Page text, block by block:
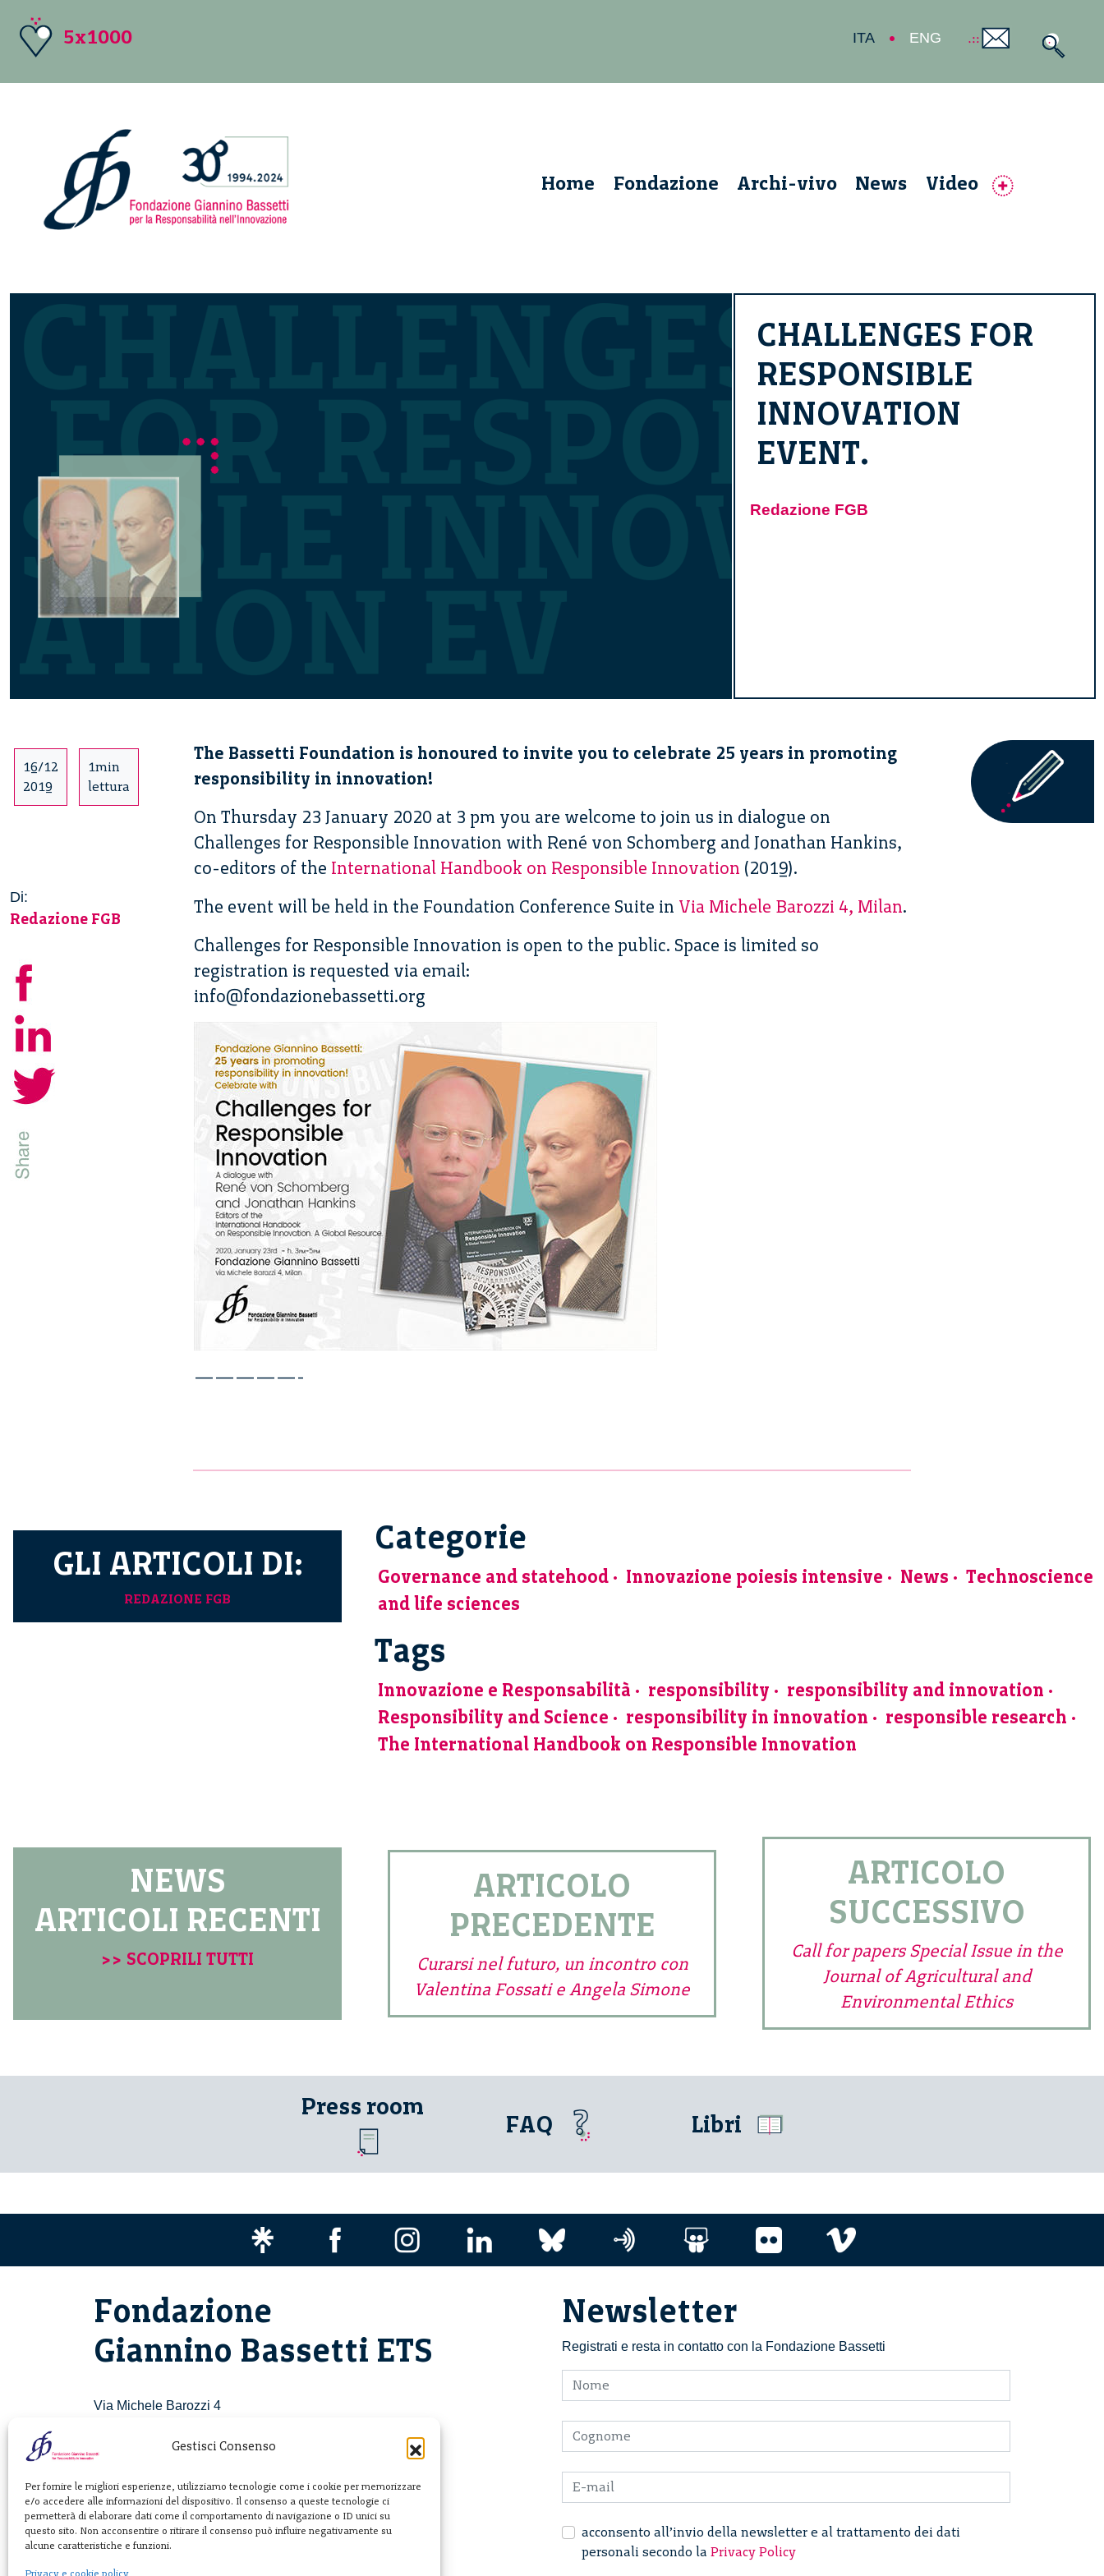
Gestisci Consenso
Per fornire le migliori esperienze, utilizziamo tecnologie come i cookie per memorizzare
e/o accedere alle informazioni del dispositivo. Il consenso a queste tecnologie ci
permetterà di elaborare dati come il comportamento di navigazione o ID unici su
questo sito. Non acconsentire o ritirare il consenso può influire negativamente su
alcune caratteristiche e funzioni.
Privacy e cookie policy
5x1000 ITA ENG
Home Fondazione Archi-vivo News Video
CHALLENGES FOR
RESPONSIBLE
INNOVATION
EVENT.
Redazione FGB
16/12
2019
1min
lettura
Di:
Redazione FGB
The Bassetti Foundation is honoured to invite you to celebrate 25 years in promoting
responsibility in innovation!
On Thursday 23 January 2020 at 3 pm you are welcome to join us in dialogue on
Challenges for Responsible Innovation with René von Schomberg and Jonathan Hankins,
co-editors of the International Handbook on Responsible Innovation (2019).
The event will be held in the Foundation Conference Suite in Via Michele Barozzi 4, Milan.
Challenges for Responsible Innovation is open to the public. Space is limited so
registration is requested via email:
info@fondazionebassetti.org
—————-
GLI ARTICOLI DI:
REDAZIONE FGB
Categorie
Governance and statehood Innovazione poiesis intensive News
Technoscience
and life sciences
Tags
Innovazione e Responsabilità responsibility
responsibility and innovation
Responsibility and Science
responsibility in innovation
responsible research
The International Handbook on Responsible Innovation
NEWS
ARTICOLI RECENTI
>> SCOPRILI TUTTI
ARTICOLO
PRECEDENTE
Curarsi nel futuro, un incontro con
Valentina Fossati e Angela Simone
ARTICOLO
SUCCESSIVO
Call for papers Special Issue in the
Journal of Agricultural and
Environmental Ethics
Press room
FAQ Libri
Newsletter
Registrati e resta in contatto con la Fondazione Bassetti
acconsento all’invio della newsletter e al trattamento dei dati
personali secondo la Privacy Policy
Fondazione
Giannino Bassetti ETS
Via Michele Barozzi 4
T. +39 02 781933
info@fondazionebassetti.org
p.i. 12520270153